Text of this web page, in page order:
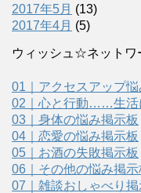
2017年5月 (13)
2017年4月 (5)
ウィッシュ☆ネットワ
01｜アクセスアップ悩
02｜心と行動……生活
03｜身体の悩み掲示板
04｜恋愛の悩み掲示板
05｜お酒の失敗掲示板
06｜その他の悩み掲示
07｜雑談おしゃべり掲